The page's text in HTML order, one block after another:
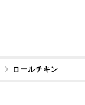
ロールチキン